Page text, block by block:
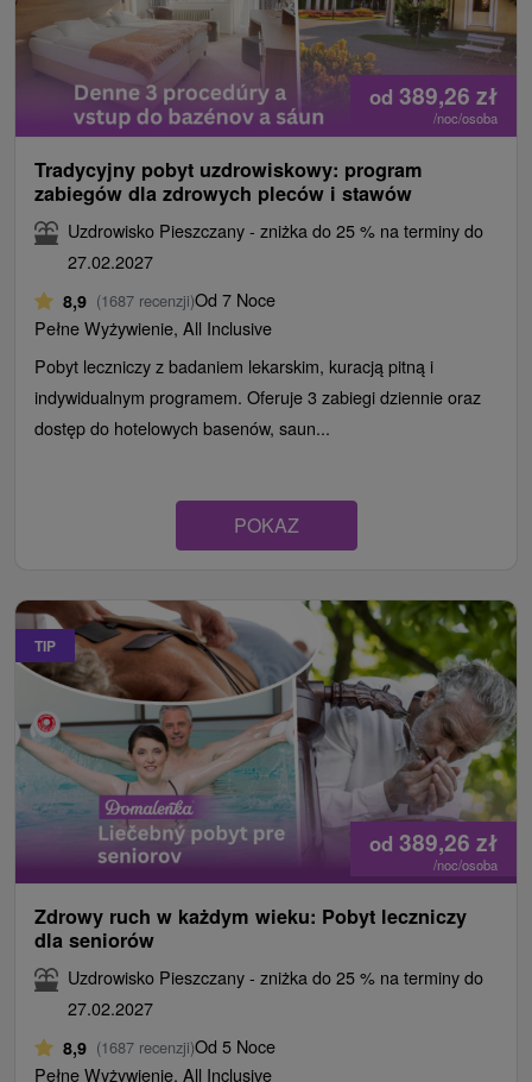
od 389,26 zł
/noc/osoba
Tradycyjny pobyt uzdrowiskowy: program
zabiegów dla zdrowych pleców i stawów
Uzdrowisko Pieszczany - zniżka do 25 % na terminy do
27.02.2027
8,9 (1687 recenzji)Od 7 Noce
Pełne Wyżywienie, All Inclusive
Pobyt leczniczy z badaniem lekarskim, kuracją pitną i
indywidualnym programem. Oferuje 3 zabiegi dziennie oraz
dostęp do hotelowych basenów, saun...
POKAZ
TIP
od 389,26 zł
/noc/osoba
Zdrowy ruch w każdym wieku: Pobyt leczniczy
dla seniorów
Uzdrowisko Pieszczany - zniżka do 25 % na terminy do
27.02.2027
8,9 (1687 recenzji)Od 5 Noce
Pełne Wyżywienie, All Inclusive